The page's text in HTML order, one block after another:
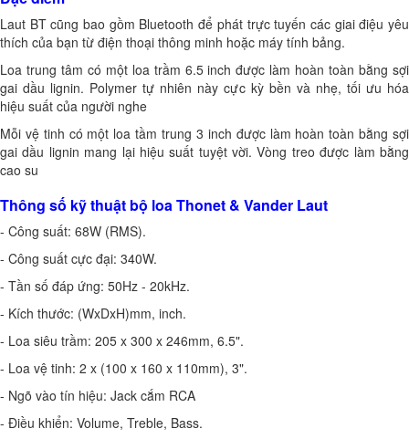
Laut BT cũng bao gồm Bluetooth để phát trực tuyến các giai điệu yêu
thích của bạn từ điện thoại thông minh hoặc máy tính bảng.
Loa trung tâm có một loa trầm 6.5 inch được làm hoàn toàn bằng sợi
gai dầu lignin. Polymer tự nhiên này cực kỳ bền và nhẹ, tối ưu hóa
hiệu suất của người nghe
Mỗi vệ tinh có một loa tầm trung 3 inch được làm hoàn toàn bằng sợi
gai dầu lignin mang lại hiệu suất tuyệt vời. Vòng treo được làm bằng
cao su
Thông số kỹ thuật bộ loa Thonet & Vander Laut
- Công suất: 68W (RMS).
- Công suất cực đại: 340W.
- Tần số đáp ứng: 50Hz - 20kHz.
- Kích thước: (WxDxH)mm, inch.
- Loa siêu trầm: 205 x 300 x 246mm, 6.5".
- Loa vệ tinh: 2 x (100 x 160 x 110mm), 3".
- Ngõ vào tín hiệu: Jack cắm RCA
- Điều khiển: Volume, Treble, Bass.